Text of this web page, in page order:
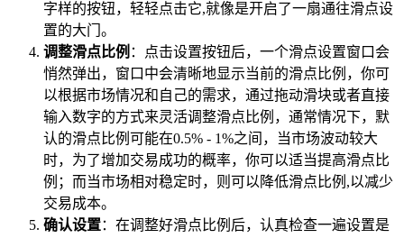
字样的按钮，轻轻点击它,就像是开启了一扇通往滑点设
置的大门。
调整滑点比例 ：点击设置按钮后，一个滑点设置窗口会
悄然弹出，窗口中会清晰地显示当前的滑点比例，你可
以根据市场情况和自己的需求，通过拖动滑块或者直接
输入数字的方式来灵活调整滑点比例，通常情况下，默
认的滑点比例可能在0.5% - 1%之间，当市场波动较大
时，为了增加交易成功的概率，你可以适当提高滑点比
例；而当市场相对稳定时，则可以降低滑点比例,以减少
交易成本。
确认设置：在调整好滑点比例后，认真检查一遍设置是